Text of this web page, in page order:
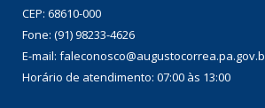
CEP: 68610-000
Fone: (91) 98233-4626
E-mail:
Horário de atendimento: 07:00 às 13:00